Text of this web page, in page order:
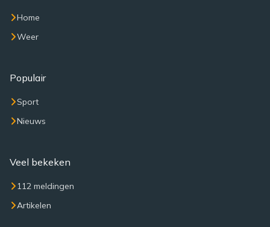
Home
Weer
Populair
Sport
Nieuws
Veel bekeken
112 meldingen
Artikelen